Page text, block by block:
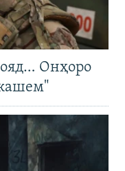
Онҳоро